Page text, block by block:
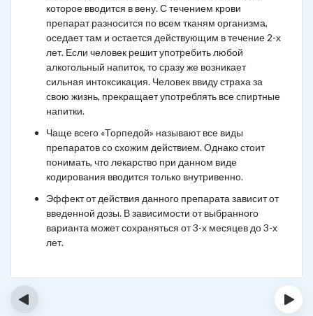
которое вводится в вену. С течением крови
препарат разносится по всем тканям организма,
оседает там и остается действующим в течение 2-х
лет. Если человек решит употребить любой
алкогольный напиток, то сразу же возникает
сильная интоксикация. Человек ввиду страха за
свою жизнь, прекращает употреблять все спиртные
напитки.
Чаще всего «Торпедой» называют все виды
препаратов со схожим действием. Однако стоит
понимать, что лекарство при данном виде
кодирования вводится только внутривенно.
Эффект от действия данного препарата зависит от
введенной дозы. В зависимости от выбранного
варианта может сохраняться от 3-х месяцев до 3-х
лет.
‹ ›